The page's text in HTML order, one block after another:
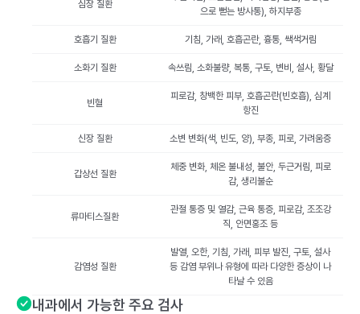
심장 질환
으로 뻗는 방사통), 하지부종
호흡기 질환 기침, 가래, 호흡곤란, 흉통, 쌕색거림
소화기 질환 속쓰림, 소화불량, 복통, 구토, 변비, 설사, 황달
빈혈
피로감, 창백한 피부, 호흡곤란(빈호흡), 심계
항진
신장 질환 소변 변화(색, 빈도, 양), 부종, 피로, 가려움증
갑상선 질환
체중 변화, 체온 불내성, 불안, 두근거림, 피로
감, 생리불순
류마티스질환
관절 통증 및 열감, 근육 통증, 피로감, 조조강
직, 안면홍조 등
감염성 질환
발열, 오한, 기침, 가래, 피부 발진, 구토, 설사
등 감염 부위나 유형에 따라 다양한 증상이 나
타날 수 있음
내과에서 가능한 주요 검사